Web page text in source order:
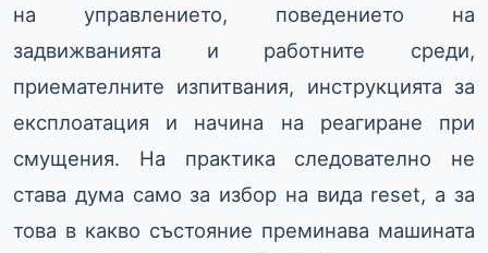
на управлението, поведението на
задвижванията и работните среди,
приемателните изпитвания, инструкцията за
експлоатация и начина на реагиране при
смущения. На практика следователно не
става дума само за избор на вида reset, а за
това в какво състояние преминава машината